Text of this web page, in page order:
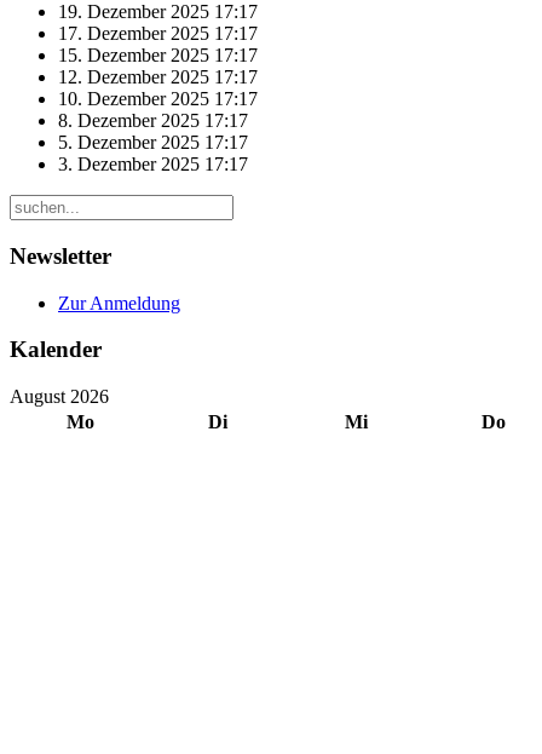
19. Dezember 2025 17:17
17. Dezember 2025 17:17
15. Dezember 2025 17:17
12. Dezember 2025 17:17
10. Dezember 2025 17:17
8. Dezember 2025 17:17
5. Dezember 2025 17:17
3. Dezember 2025 17:17
Newsletter
Zur Anmeldung
Kalender
August 2026
Mo
Di Mi Do